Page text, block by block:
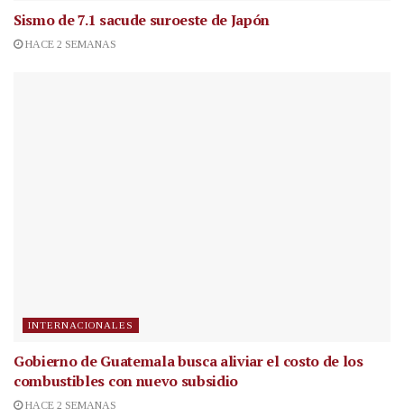
Sismo de 7.1 sacude suroeste de Japón
HACE 2 SEMANAS
INTERNACIONALES
Gobierno de Guatemala busca aliviar el costo de los
combustibles con nuevo subsidio
HACE 2 SEMANAS